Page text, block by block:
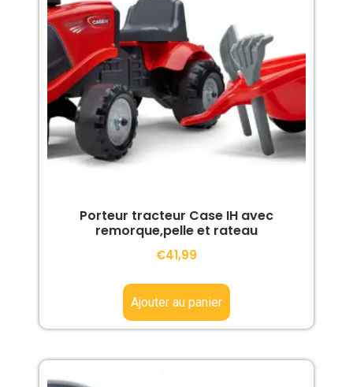
Porteur tracteur Case IH avec
remorque,pelle et rateau
€41,99
Ajouter au panier